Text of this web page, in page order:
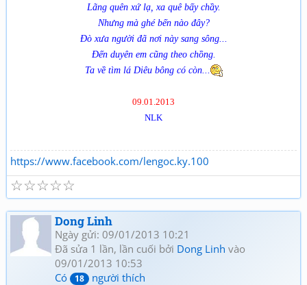
Lãng quên xứ lạ, xa quê bấy chầy.
Nhưng mà ghé bến nào đây?
Đò xưa người đã nơi này sang sông...
Đến duyên em cũng theo chồng.
Ta về tìm lá Diêu bông có còn...
09.01.2013
NLK
https://www.facebook.com/lengoc.ky.100
☆
☆
☆
☆
☆
Dong Linh
Ngày gửi: 09/01/2013 10:21
Đã sửa 1 lần, lần cuối bởi Dong Linh vào
09/01/2013 10:53
Có
18 người thích